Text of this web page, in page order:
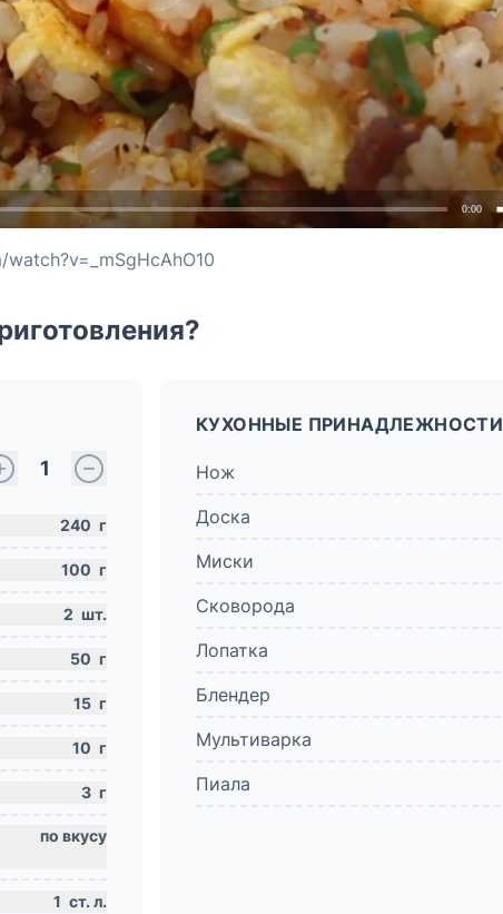
0:00
1
240 г
100 г
2 шт.
50 г
15 г
10 г
3 г
1 ст. л.
КУХОННЫЕ ПРИНАДЛЕЖНОСТИ
Нож
Доска
Миски
Сковорода
Лопатка
Блендер
Мультиварка
Пиала